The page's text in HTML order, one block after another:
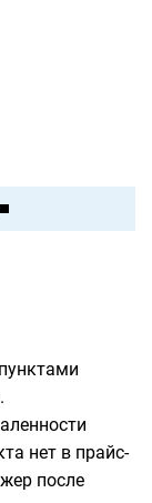
.
нет в прайс-
после